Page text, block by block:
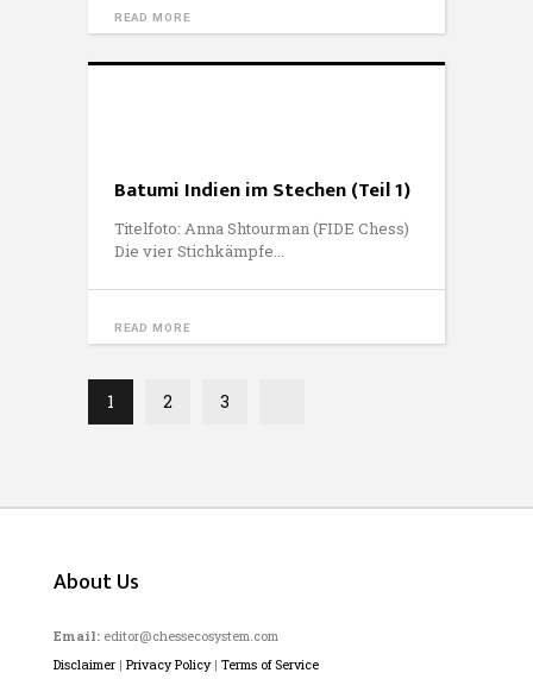
READ MORE
Batumi Indien im Stechen (Teil 1)
Titelfoto: Anna Shtourman (FIDE Chess)
Die vier Stichkämpfe
READ MORE
1 2 3
About Us
Email: editor@chessecosystem.com
Disclaimer | Privacy Policy| Terms of Service